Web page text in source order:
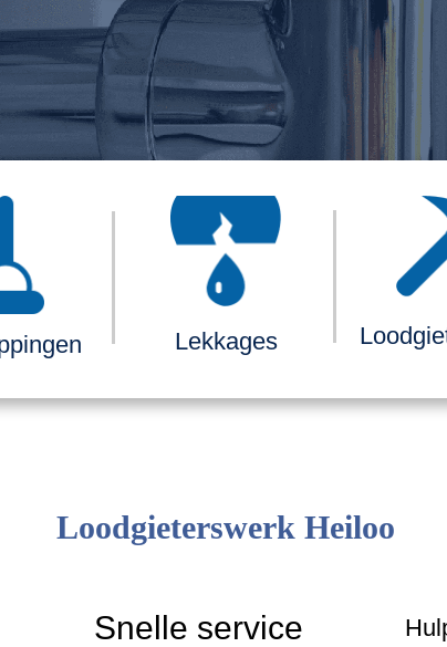
Lekkages
Loodgieterswerk Heiloo
Snelle service